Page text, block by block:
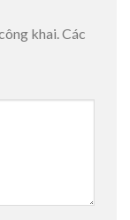
khai.Các